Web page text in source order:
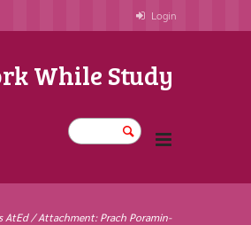
Login
While Study
AtEd/Attachment: Prach Poramin-